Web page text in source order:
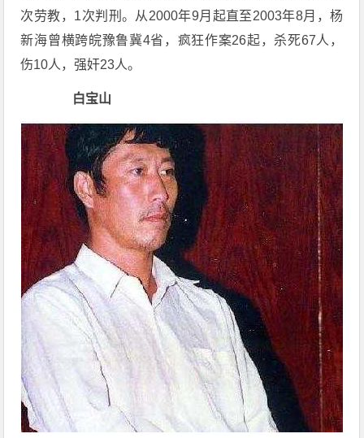
次劳教，1次判刑。从2000年9月起直至2003年8月，杨
新海曾横跨皖豫鲁冀4省，疯狂作案26起，杀死67人，
伤10人，强奸23人。
白宝山